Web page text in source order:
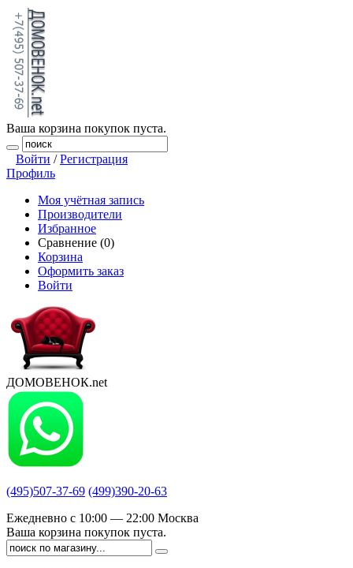
Ваша корзина покупок пуста.
Войти /Регистрация
Профиль
Моя учётная запись
Производители
Избранное
Сравнение (0)
Корзина
Оформить заказ
Войти
ДОМОВЕНОК.net
(495)507-37-69 (499)390-20-63
Ежедневно с 10:00 — 22:00 Москва
Ваша корзина покупок пуста.